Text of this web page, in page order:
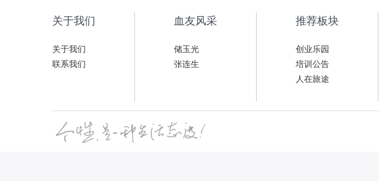
关于我们
关于我们
联系我们
血友风采
储玉光
张连生
推荐板块
创业乐园
培训公告
人在旅途